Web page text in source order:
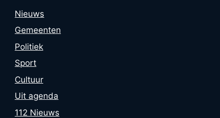
Nieuws
Gemeenten
Politiek
Sport
Cultuur
Uit agenda
112 Nieuws